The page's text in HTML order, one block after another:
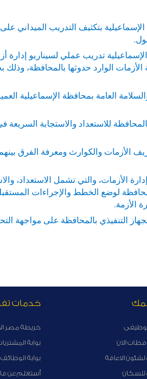
بتكثيف التدريب الميداني
تدريب عملي لسيناريو إدارة
الأزمات الوارد حدوثها بالمحافظة،
العامة بمحافظة الإسماعيلية
للاستعداد والاستجابة
والكوارث ومعرفة الفرق بينهما
الأزمات، والتي تشمل الاستعداد،
لوضع الخطط والإجراءات
الأزمة.
التنفيذي بالمحافظة على مواجهة
الان
الاعاقة
للسكان
خدمات
خريطة مصر
بوابة
بوابة
أستعلم عن